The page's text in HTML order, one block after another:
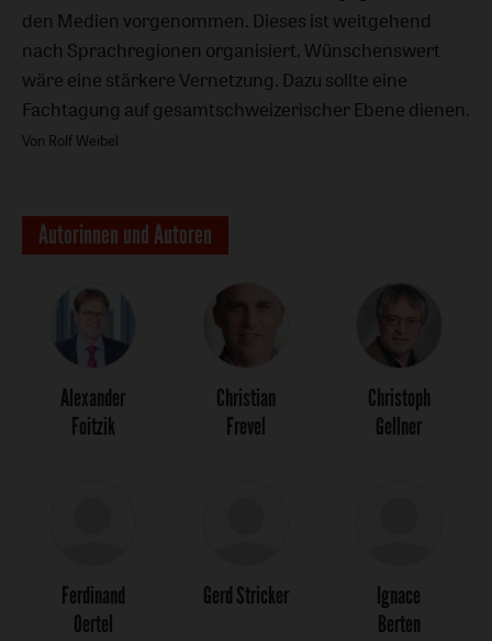
den Medien vorgenommen. Dieses ist weitgehend
nach Sprachregionen organisiert. Wünschenswert
wäre eine stärkere Vernetzung. Dazu sollte eine
Fachtagung auf gesamtschweizerischer Ebene dienen.
Von Rolf Weibel
Autorinnen und Autoren
Alexander
Foitzik
Christian
Frevel
Christoph
Gellner
Ferdinand
Oertel
Gerd Stricker
Ignace
Berten